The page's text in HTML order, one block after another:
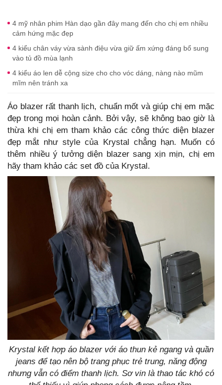
4 mỹ nhân phim Hàn dạo gần đây mang đến cho chị em nhiều
cảm hứng mặc đẹp
4 kiểu chân váy vừa sành điệu vừa giữ ấm xứng đáng bổ sung
vào tủ đồ mùa lạnh
4 kiểu áo len dễ cộng size cho cho vóc dáng, nàng nào mũm
mĩm nên tránh xa
Áo blazer rất thanh lịch, chuẩn mốt và giúp chị em mặc
đẹp trong mọi hoàn cảnh. Bởi vậy, sẽ không bao giờ là
thừa khi chị em tham khảo các công thức diện blazer
đẹp mắt như style của Krystal chẳng hạn. Muốn có
thêm nhiều ý tưởng diện blazer sang xịn mịn, chị em
hãy tham khảo các set đồ của Krystal.
Krystal kết hợp áo blazer với áo thun kẻ ngang và quần
jeans để tạo nên bộ trang phục trẻ trung, năng động
nhưng vẫn có điểm thanh lịch. Sơ vin là thao tác khó có